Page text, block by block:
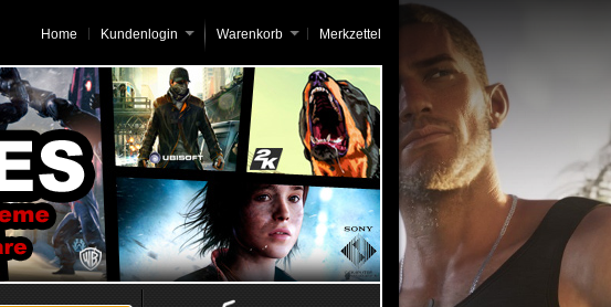
Home Kundenlogin Merkzettel
Warenkorb